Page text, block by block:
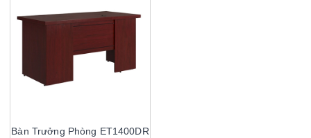
Bàn Trưởng Phòng ET1400DR